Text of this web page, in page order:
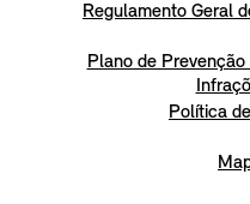
Regulamento Geral
Plano de
Política